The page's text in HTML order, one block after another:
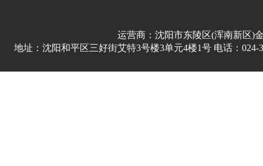
运营商：沈阳市东陵区(浑南新区)
地址：沈阳和平区三好街艾特3号楼3单元4楼1号 电话：024-